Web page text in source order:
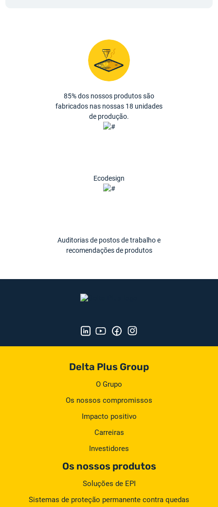
85% dos nossos produtos são
fabricados nas nossas 18 unidades
de produção.
Ecodesign
Auditorias de postos de trabalho e
recomendações de produtos
Delta Plus Group
O Grupo
Os nossos compromissos
Impacto positivo
Carreiras
Investidores
Os nossos produtos
Soluções de EPI
Sistemas de proteção permanente contra quedas